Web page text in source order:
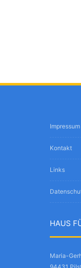
Impressum
Kontakt
Links
HAUS
Maria-